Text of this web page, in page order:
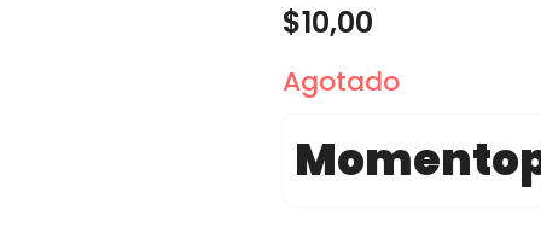
$10,00
Agotado